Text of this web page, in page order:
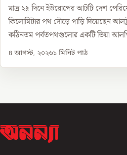
মাত্র ২৯ দিনে ইউরোপের আটটি দেশ
কিলোমিটার পথ দৌড়ে পাড়ি দিয়েছেন
কঠিনতম পর্বতপথগুলোর একটি ভিয়া
৪ আগস্ট, ২০২৬১ মিনিট পাঠ